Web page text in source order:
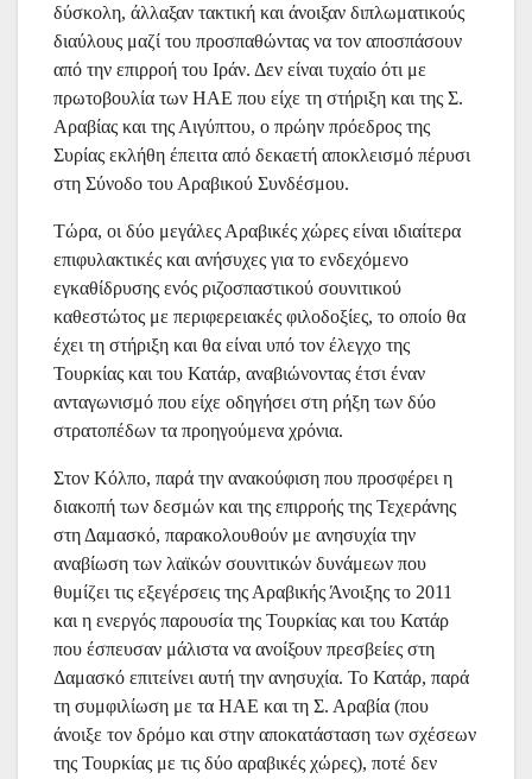
δύσκολη, άλλαξαν τακτική και άνοιξαν διπλωματικούς
διαύλους μαζί του προσπαθώντας να τον αποσπάσουν
από την επιρροή του Ιράν. Δεν είναι τυχαίο ότι με
πρωτοβουλία των ΗΑΕ που είχε τη στήριξη και της Σ.
Αραβίας και της Αιγύπτου, ο πρώην πρόεδρος της
Συρίας εκλήθη έπειτα από δεκαετή αποκλεισμό πέρυσι
στη Σύνοδο του Αραβικού Συνδέσμου.
Τώρα, οι δύο μεγάλες Αραβικές χώρες είναι ιδιαίτερα
επιφυλακτικές και ανήσυχες για το ενδεχόμενο
εγκαθίδρυσης ενός ριζοσπαστικού σουνιτικού
καθεστώτος με περιφερειακές φιλοδοξίες, το οποίο θα
έχει τη στήριξη και θα είναι υπό τον έλεγχο της
Τουρκίας και του Κατάρ, αναβιώνοντας έτσι έναν
ανταγωνισμό που είχε οδηγήσει στη ρήξη των δύο
στρατοπέδων τα προηγούμενα χρόνια.
Στον Κόλπο, παρά την ανακούφιση που προσφέρει η
διακοπή των δεσμών και της επιρροής της Τεχεράνης
στη Δαμασκό, παρακολουθούν με ανησυχία την
αναβίωση των λαϊκών σουνιτικών δυνάμεων που
θυμίζει τις εξεγέρσεις της Αραβικής Άνοιξης το 2011
και η ενεργός παρουσία της Τουρκίας και του Κατάρ
που έσπευσαν μάλιστα να ανοίξουν πρεσβείες στη
Δαμασκό επιτείνει αυτή την ανησυχία. Το Κατάρ, παρά
τη συμφιλίωση με τα ΗΑΕ και τη Σ. Αραβία (που
άνοιξε τον δρόμο και στην αποκατάσταση των σχέσεων
της Τουρκίας με τις δύο αραβικές χώρες), ποτέ δεν